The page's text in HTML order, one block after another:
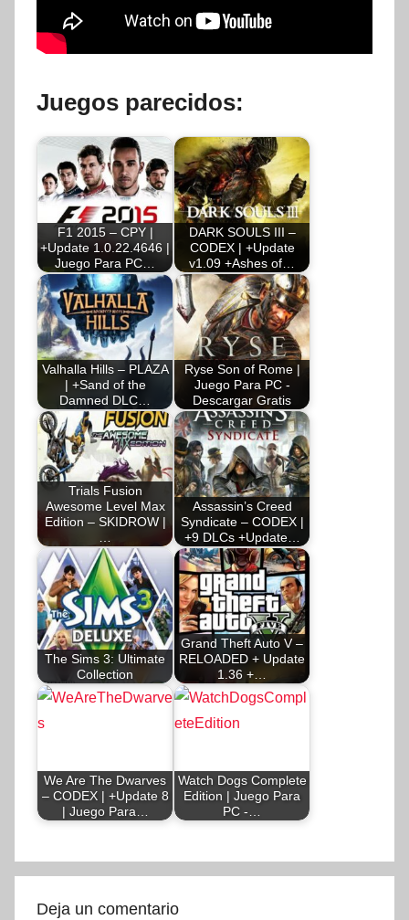
Juegos parecidos:
F1 2015 – CPY |
+Update 1.0.22.4646 |
Juego Para PC…
DARK SOULS III –
CODEX | +Update
v1.09 +Ashes of…
Valhalla Hills – PLAZA
| +Sand of the
Damned DLC…
Ryse Son of Rome |
Juego Para PC -
Descargar Gratis
Trials Fusion
Awesome Level Max
Edition – SKIDROW |
Assassin’s Creed
Syndicate – CODEX |
+9 DLCs +Update…
The Sims 3: Ultimate
Collection
Grand Theft Auto V –
RELOADED + Update
1.36 +…
We Are The Dwarves
– CODEX | +Update 8
| Juego Para…
Watch Dogs Complete
Edition | Juego Para
PC -…
Deja un comentario